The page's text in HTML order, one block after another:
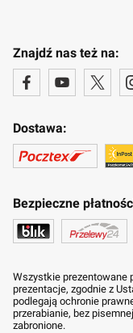
Znajdź nas też na:
Dostawa:
Bezpieczne
Wszystkie prezentowane
prezentacje, zgodnie z
podlegają ochronie
przerabianie, bez
zabronione.